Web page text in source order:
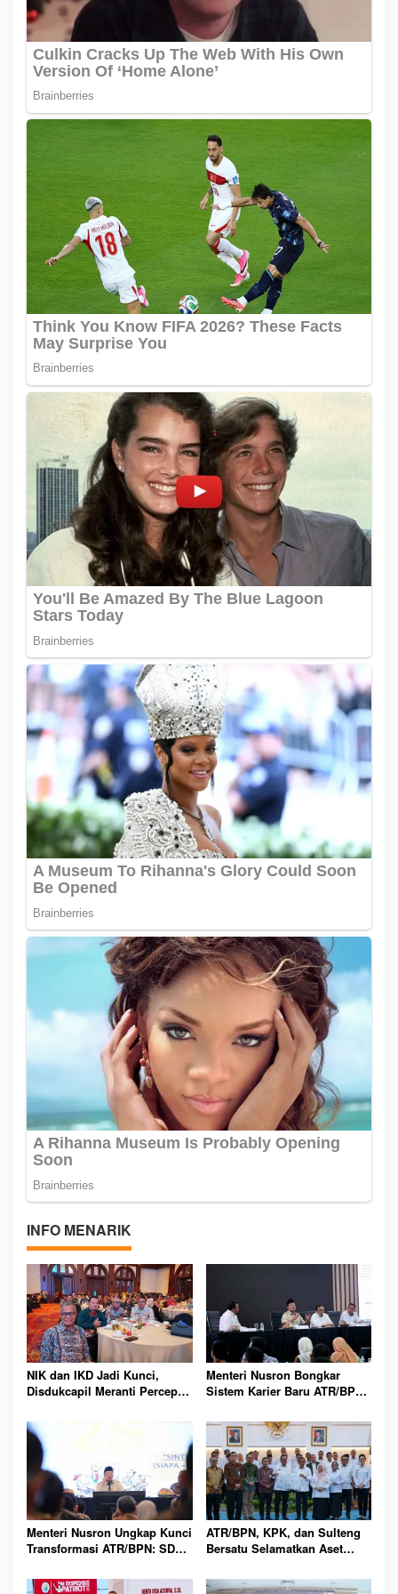
INFO MENARIK
NIK dan IKD Jadi Kunci,
Disdukcapil Meranti Percepat
Menteri Nusron Bongkar
Sistem Karier Baru ATR/BPN,
Tahapan
Menteri Nusron Ungkap Kunci
Transformasi ATR/BPN: SDM
ATR/BPN, KPK, dan Sulteng
Bersatu Selamatkan Aset